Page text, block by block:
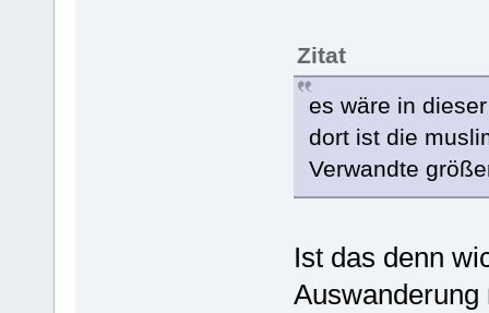
Zitat
es wäre in
dort ist die
Verwandte
Ist das denn